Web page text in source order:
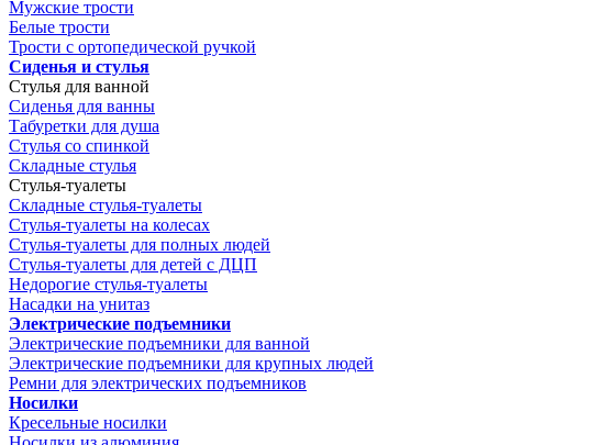
Мужские трости
Белые трости
Трости с ортопедической ручкой
Сиденья и стулья
Стулья для ванной
Сиденья для ванны
Табуретки для душа
Стулья со спинкой
Складные стулья
Стулья-туалеты
Складные стулья-туалеты
Стулья-туалеты на колесах
Стулья-туалеты для полных людей
Стулья-туалеты для детей с ДЦП
Недорогие стулья-туалеты
Насадки на унитаз
Электрические подъемники
Электрические подъемники для ванной
Электрические подъемники для крупных людей
Ремни для электрических подъемников
Носилки
Кресельные носилки